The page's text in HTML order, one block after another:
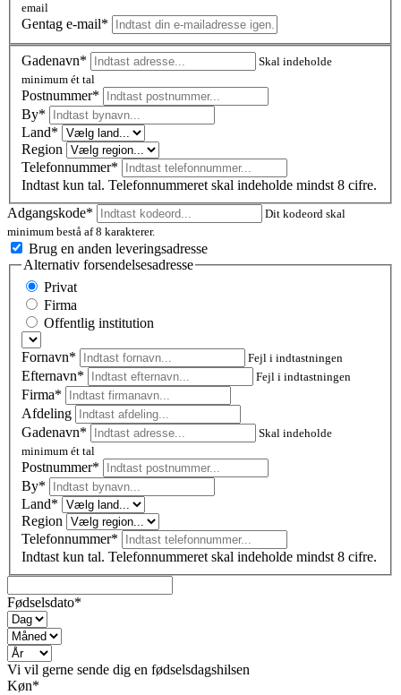
email
Gentag e-mail*
Gadenavn*
Skal indeholde
minimum ét tal
Postnummer*
By*
Land*
Region
Telefonnummer*
Indtast kun tal. Telefonnummeret skal indeholde mindst 8 cifre.
Adgangskode*
Dit kodeord skal
minimum bestå af 8 karakterer.
Brug en anden leveringsadresse
Alternativ forsendelsesadresse
Privat
Firma
Offentlig institution
Fornavn* Fejl i indtastningen
Efternavn* Fejl i indtastningen
Firma*
Afdeling
Gadenavn*
Skal indeholde
minimum ét tal
Postnummer*
By*
Land*
Region
Telefonnummer*
Indtast kun tal. Telefonnummeret skal indeholde mindst 8 cifre.
Fødselsdato*
Vi vil gerne sende dig en fødselsdagshilsen
Køn*